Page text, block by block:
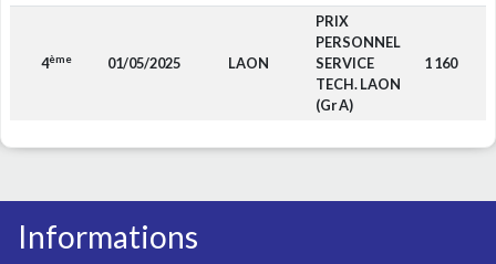
4ème 01/05/2025 LAON
PRIX
PERSONNEL
SERVICE
TECH. LAON
(Gr A)
1 160
Informations